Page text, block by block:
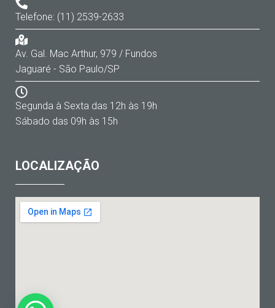
Telefone: (11) 2539-2633
Av. Gal. Mac Arthur, 979 / Fundos
Jaguaré - São Paulo/SP
Segunda à Sexta das 12h às 19h
Sábado das 09h às 15h
LOCALIZAÇÃO